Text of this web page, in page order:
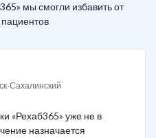
мы смогли избавить от
Сахалинский
«Рехаб365» уже не в
назначается